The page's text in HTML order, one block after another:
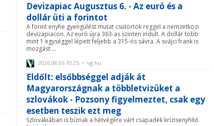
Devizapiac Augusztus 6. - Az euró és a
dollár üti a forintot
A forint enyhe gyengülést mutat csütörtök reggel a nemzetközi
devizapiacon. Az euró újra 363-as szinten indult. A dollár több
mint 1 egységgel lépett feljebb a 315-ös sávra. A svájci frank is
mozgást ...
2026.08.06 10:25 • vg.hu
Eldőlt: elsőbbséggel adják át
Magyarországnak a többletvizüket a
szlovákok - Pozsony figyelmeztet, csak egy
esetben teszik ezt meg
Szlovákiában is bíznak a hétvégére várt csapadék krízisenyhítő